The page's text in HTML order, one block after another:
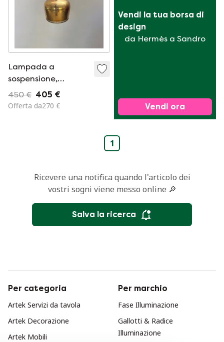
Lampada a
sospensione,
"Golden Bell", design
di Alvar e Aino Aalto
450 € 405 €
Offerta da270 €
Vendi la tua borsa di
design
da Hermès a Sandro
Vendi ora
1
Ricevere una notifica quando l'articolo dei
vostri sogni viene messo online 🔎
Salva la ricerca
Per categoria
Artek Servizi da tavola
Artek Decorazione
Artek Mobili
Per marchio
Fase Illuminazione
Gallotti & Radice
Illuminazione